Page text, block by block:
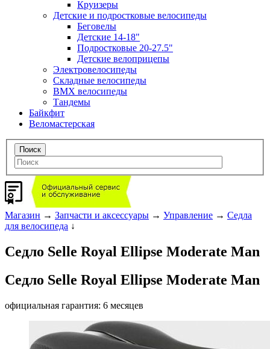
Круизеры
Детские и подростковые велосипеды
Беговелы
Детские 14-18"
Подростковые 20-27.5"
Детские велоприцепы
Электровелосипеды
Складные велосипеды
BMX велосипеды
Тандемы
Байкфит
Веломастерская
Магазин → Запчасти и аксессуары → Управление → Седла
для велосипеда ↓
Седло Selle Royal Ellipse Moderate Man
Седло Selle Royal Ellipse Moderate Man
официальная гарантия: 6 месяцев